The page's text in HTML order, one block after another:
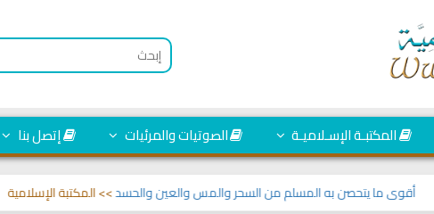
المكتبـة الإسـلاميـة الصوتيات والمرئيات إتصل بنا
أقوى ما يتحصن به المسلم من السحر والمس والعين والحسد>> المكتبة الإسلامية 🌾